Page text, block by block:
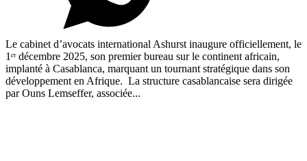
Le cabinet d’avocats international Ashurst inaugure officiellement, le
1ᵉʳ décembre 2025, son premier bureau sur le continent africain,
implanté à Casablanca, marquant un tournant stratégique dans son
développement en Afrique. La structure casablancaise sera dirigée
par Ouns Lemseffer, associée...